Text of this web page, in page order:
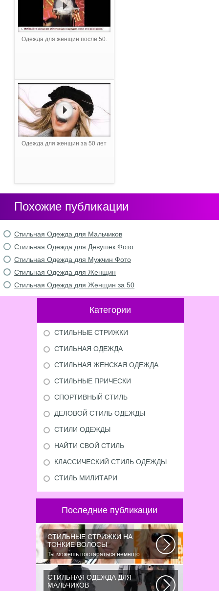
Одежда для женщин после 50.
Одежда для женщин за 50 лет
Похожие публикации
Стильная Одежда для Мальчиков
Стильная Одежда для Девушек Фото
Стильная Одежда для Мужчин Фото
Стильная Одежда для Женщин
Стильная Одежда для Женщин за 50
Категории
СТИЛЬНЫЕ СТРИЖКИ
СТИЛЬНАЯ ОДЕЖДА
СТИЛЬНАЯ ЖЕНСКАЯ ОДЕЖДА
СТИЛЬНЫЕ ПРИЧЕСКИ
СПОРТИВНЫЙ СТИЛЬ
ДЕЛОВОЙ СТИЛЬ ОДЕЖДЫ
СТИЛИ ОДЕЖДЫ
НАЙТИ СВОЙ СТИЛЬ
КЛАССИЧЕСКИЙ СТИЛЬ ОДЕЖДЫ
СТИЛЬ МИЛИТАРИ
Последние публикации
СТИЛЬНЫЕ СТРИЖКИ НА
ТОНКИЕ ВОЛОСЫ
Ты можешь постараться немного
уплотнить свои тонкие волосы с
помощью специальных...
СТИЛЬНАЯ ОДЕЖДА ДЛЯ
МАЛЬЧИКОВ